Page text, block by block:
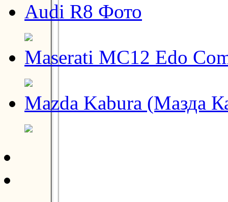
Audi R8 Фото
Maserati MC12 Edo
Mazda Kabura (Мазда